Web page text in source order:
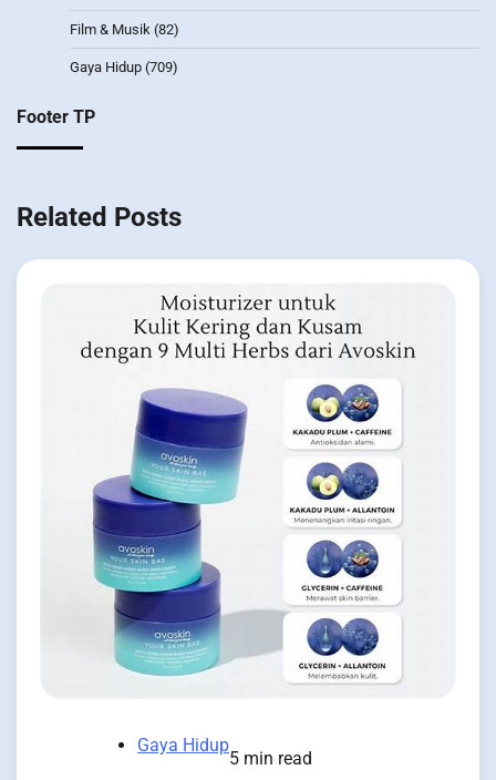
Film & Musik (82)
Gaya Hidup (709)
Footer TP
Related Posts
Gaya Hidup
5 min read